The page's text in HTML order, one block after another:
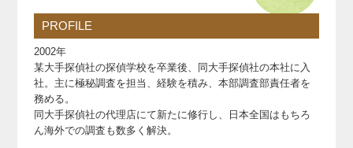
PROFILE
2002年
某大手探偵社の探偵学校を卒業後、同大手探偵社の本社に入
社。主に極秘調査を担当、経験を積み、本部調査部責任者を
務める。
同大手探偵社の代理店にて新たに修行し、日本全国はもちろ
ん海外での調査も数多く解決。